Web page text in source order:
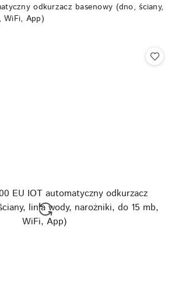
odkurzacz basenowy (dno, ściany,
WiFi, App)